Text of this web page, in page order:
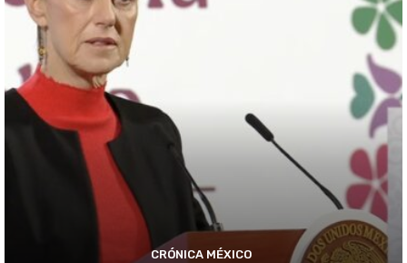
CRÓNICA MÉXICO